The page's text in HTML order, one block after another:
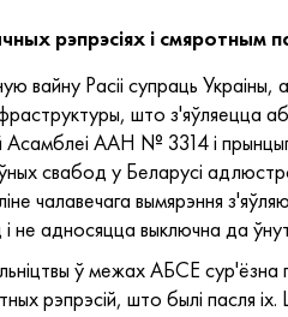
рэпрэсіях і смяротным
вайну Расіі супраць
што
ААН № 3314 і
свабод у Беларусі
чалавечага вымярэння
не адносяцца выключна да
ў межах АБСЕ сур'ёзна
рэпрэсій, што былі пасля